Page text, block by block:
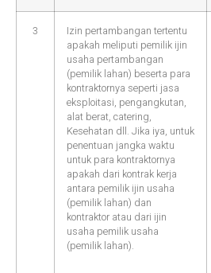
3
Izin pertambangan tertentu
apakah meliputi pemilik ijin
usaha pertambangan
(pemilik lahan) beserta para
kontraktornya seperti jasa
eksploitasi, pengangkutan,
alat berat, catering,
Kesehatan dll. Jika iya, untuk
penentuan jangka waktu
untuk para kontraktornya
apakah dari kontrak kerja
antara pemilik ijin usaha
(pemilik lahan) dan
kontraktor atau dari ijin
usaha pemilik usaha
(pemilik lahan).